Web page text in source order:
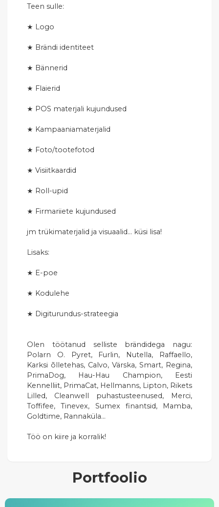
Teen sulle:
★ Logo
★ Brändi identiteet
★ Bännerid
★ Flaierid
★ POS materjali kujundused
★ Kampaaniamaterjalid
★ Foto/tootefotod
★ Visiitkaardid
★ Roll-upid
★ Firmariiete kujundused
jm trükimaterjalid ja visuaalid... küsi lisa!
Lisaks:
★ E-poe
★ Kodulehe
★ Digiturundus-strateegia
Olen töötanud selliste brändidega nagu:
Polarn O. Pyret, Furlin, Nutella, Raffaello,
Karksi õlletehas, Calvo, Värska, Smart, Regina,
PrimaDog, Hau-Hau Champion, Eesti
Kennelliit, PrimaCat, Hellmanns, Lipton, Rikets
Lilled, Cleanwell puhastusteenused, Merci,
Toffifee, Tinevex, Sumex finantsid, Mamba,
Goldtime, Rannaküla...
Töö on kiire ja korralik!
Portfoolio